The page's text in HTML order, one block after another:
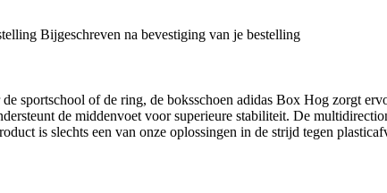
Bijgeschreven na bevestiging van je bestelling
sportschool of de ring, de boksschoen adidas Box Hog zorgt
de middenvoet voor superieure stabiliteit. De
is slechts een van onze oplossingen in de strijd tegen